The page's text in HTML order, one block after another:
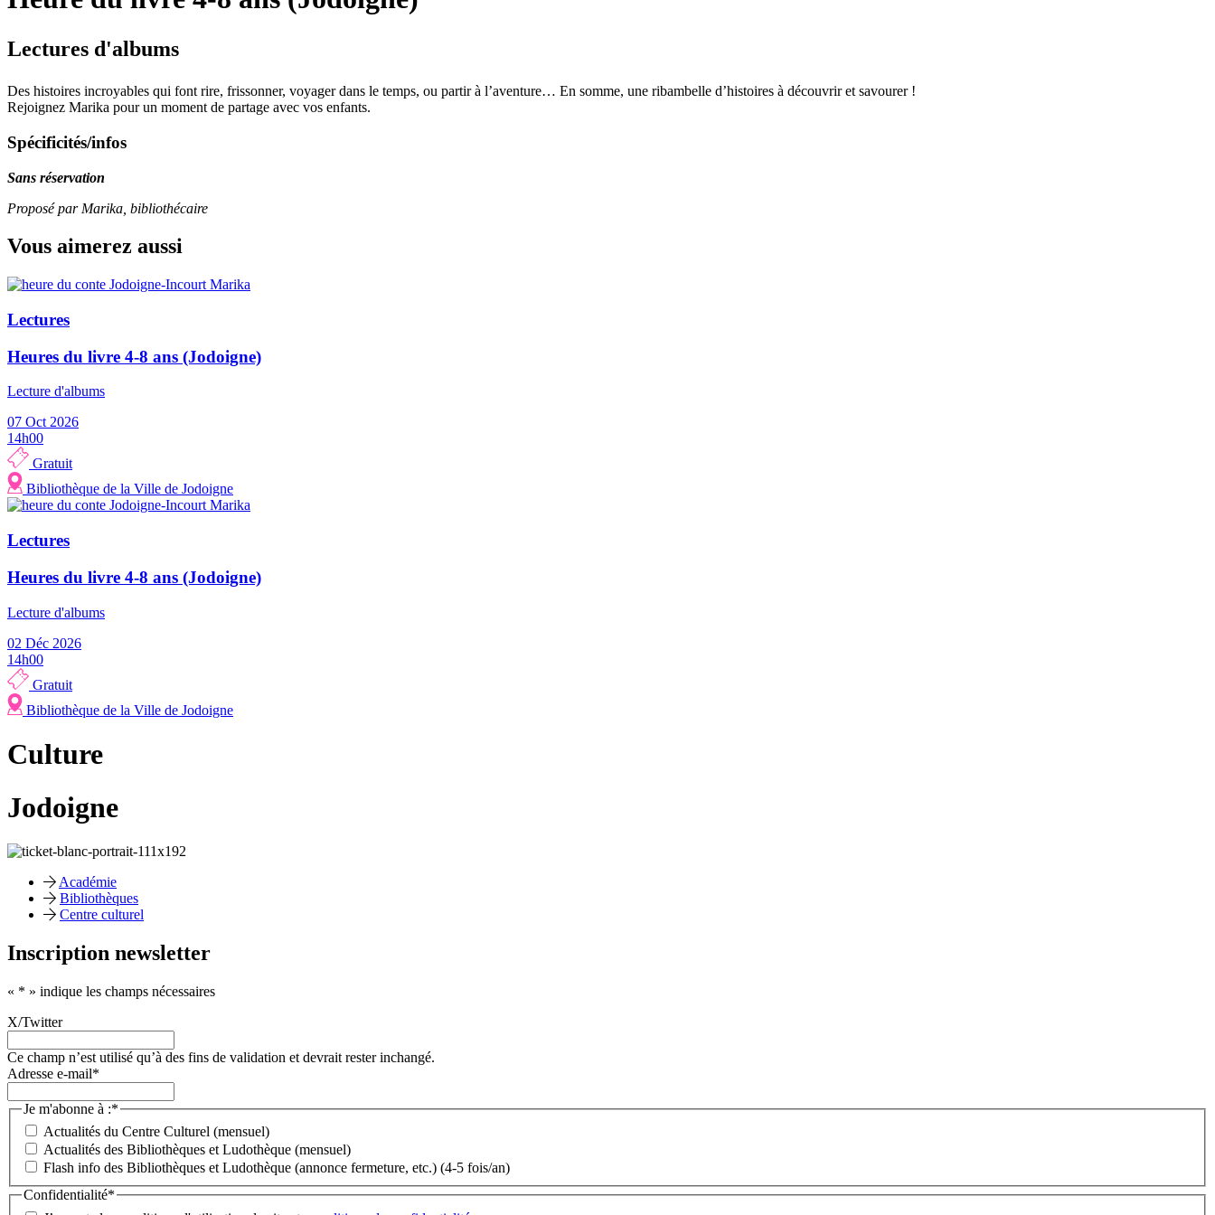
Lectures d'albums
Des histoires incroyables qui font rire, frissonner, voyager dans le temps, ou partir à l’aventure… En somme, une ribambelle d’histoires à découvrir et savourer !
Rejoignez Marika pour un moment de partage avec vos enfants.
Spécificités/infos
Sans réservation
Proposé par Marika, bibliothécaire
Vous aimerez aussi
Lectures
Heures du livre 4-8 ans (Jodoigne)
Lecture d'albums
07 Oct 2026
14h00
Gratuit
Bibliothèque de la Ville de Jodoigne
Lectures
Heures du livre 4-8 ans (Jodoigne)
Lecture d'albums
02 Déc 2026
14h00
Gratuit
Bibliothèque de la Ville de Jodoigne
Culture
Jodoigne
Académie
Bibliothèques
Centre culturel
Inscription newsletter
« * » indique les champs nécessaires
X/Twitter
Ce champ n’est utilisé qu’à des fins de validation et devrait rester inchangé.
Adresse e-mail*
Je m'abonne à :*
Actualités du Centre Culturel (mensuel)
Actualités des Bibliothèques et Ludothèque (mensuel)
Flash info des Bibliothèques et Ludothèque (annonce fermeture, etc.) (4-5 fois/an)
Confidentialité*